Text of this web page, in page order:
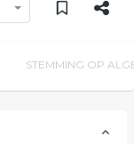
STEMMING OP